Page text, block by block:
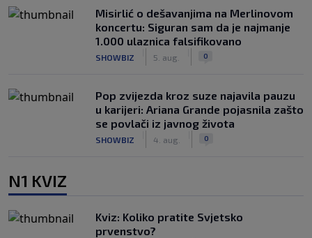
Misirlić o dešavanjima na Merlinovom
koncertu: Siguran sam da je najmanje
1.000 ulaznica falsifikovano
SHOWBIZ 5. aug. 0
Pop zvijezda kroz suze najavila pauzu
u karijeri: Ariana Grande pojasnila zašto
se povlači iz javnog života
SHOWBIZ 4. aug. 0
N1 KVIZ
Kviz: Koliko pratite Svjetsko
prvenstvo?